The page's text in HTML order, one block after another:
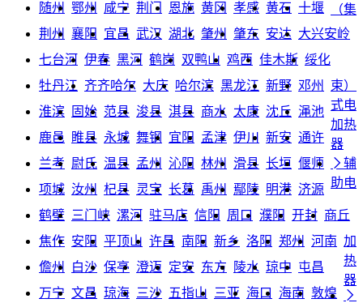
随州
鄂州 咸宁 荆门 恩施 黄冈 孝感 黄石 十堰
荆州
襄阳 宜昌 武汉 湖北 肇州 肇东 安达 大兴安岭
七台河 伊春 黑河 鹤岗 双鸭山 鸡西 佳木斯 绥化
牡丹江 齐齐哈尔 大庆 哈尔滨 黑龙江 新野 邓州
淮滨
固始 范县 浚县 淇县 商水 太康 沈丘 渑池
鹿邑
睢县 永城 舞钢 宜阳 孟津 伊川 新安 通许
兰考 尉氏 温县 孟州 沁阳 林州 滑县 长垣 偃师
项城 汝州 杞县 灵宝 长葛 禹州 鄢陵 明港 济源
鹤壁 三门峡 漯河 驻马店 信阳 周口 濮阳 开封 商丘
焦作 安阳 平顶山 许昌 南阳 新乡 洛阳 郑州
河南
儋州
白沙 保亭 澄迈 定安 东方 陵水 琼中 屯昌
万宁 文昌 琼海 三沙 五指山 三亚 海口 海南 敦煌
（集
束）
式电
加热
器
 辅
助电
加
热
器
